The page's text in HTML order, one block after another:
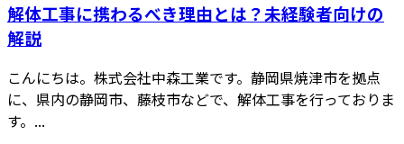
解体工事に携わるべき理由とは？未経験者向けの
解説
こんにちは。株式会社中森工業です。静岡県焼津市を拠点
に、県内の静岡市、藤枝市などで、解体工事を行っておりま
す。...